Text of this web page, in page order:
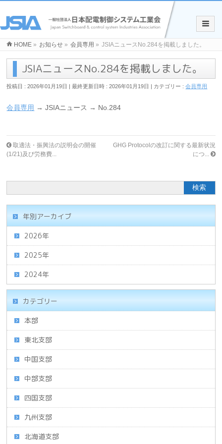
HOME » お知らせ » 会員専用 » JSIAニュースNo.284を掲載しました。
JSIAニュースNo.284を掲載しました。
投稿日 : 2026年01月19日 最終更新日時 : 2026年01月19日 カテゴリー :会員専用
会員専用 → JSIAニュース → No.284
取適法・振興法の説明会の開催
(1/21)及び労務費...
GHG Protocolの改訂に関する最新状況
につ...
年別アーカイブ
2026年
2025年
2024年
カテゴリー
本部
東北支部
中国支部
中部支部
四国支部
九州支部
北海道支部